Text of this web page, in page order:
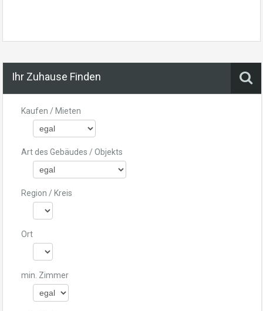
Ihr Zuhause Finden
Kaufen / Mieten
Art des Gebäudes / Objekts
Region / Kreis
Ort
min. Zimmer